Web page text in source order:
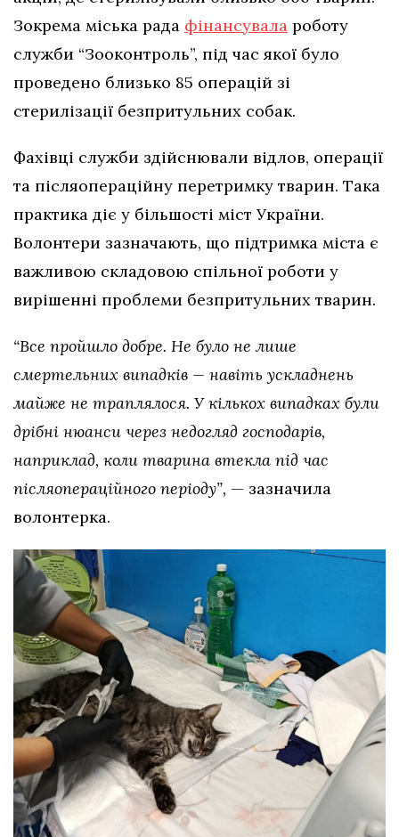
Зокрема міська рада фінансувала роботу
служби “Зооконтроль”, під час якої було
проведено близько 85 операцій зі
стерилізації безпритульних собак.
Фахівці служби здійснювали відлов, операції
та післяопераційну перетримку тварин. Така
практика діє у більшості міст України.
Волонтери зазначають, що підтримка міста є
важливою складовою спільної роботи у
вирішенні проблеми безпритульних тварин.
“Все пройшло добре. Не було не лише
смертельних випадків — навіть ускладнень
майже не траплялося. У кількох випадках були
дрібні нюанси через недогляд господарів,
наприклад, коли тварина втекла під час
післяопераційного періоду”, — зазначила
волонтерка.